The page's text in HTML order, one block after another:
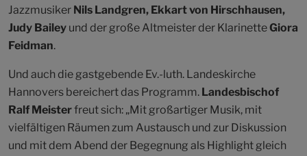
Jazzmusiker Nils Landgren, Ekkart von Hirschhausen,
Judy Bailey und der große Altmeister der KlarinetteGiora
Feidman.
Und auch die gastgebende Ev.-luth. Landeskirche
Hannovers bereichert das Programm. Landesbischof
Ralf Meisterfreut sich: „Mit großartiger Musik, mit
vielfältigen Räumen zum Austausch und zur Diskussion
und mit dem Abend der Begegnung als Highlight gleich